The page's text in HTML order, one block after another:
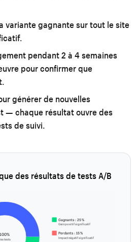
variante gagnante sur tout le site
pendant 2 à 4 semaines
pour confirmer que
générer de nouvelles
— chaque résultat ouvre des
de suivi.
des résultats de tests A/B
100%
tests
Gagnants : 25 %
Gain positif significatif
Perdants : 15 %
Impact négatif significatif